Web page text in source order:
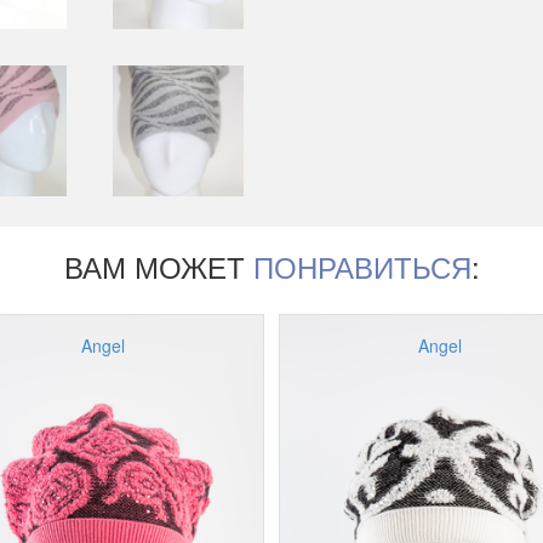
ВАМ МОЖЕТ ПОНРАВИТЬСЯ:
Angel Angel